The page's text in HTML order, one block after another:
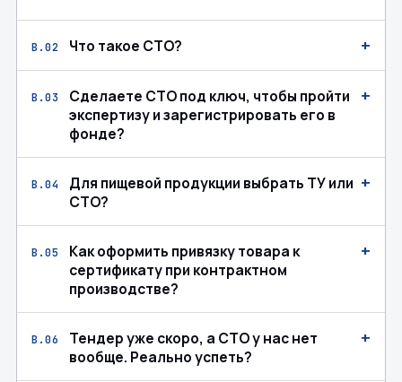
В.02 Что такое СТО? +
В.03
Сделаете СТО под ключ, чтобы пройти
экспертизу и зарегистрировать его в
фонде?
+
В.04
Для пищевой продукции выбрать ТУ или
СТО?
+
В.05
Как оформить привязку товара к
сертификату при контрактном
производстве?
+
В.06
Тендер уже скоро, а СТО у нас нет
вообще. Реально успеть?
+